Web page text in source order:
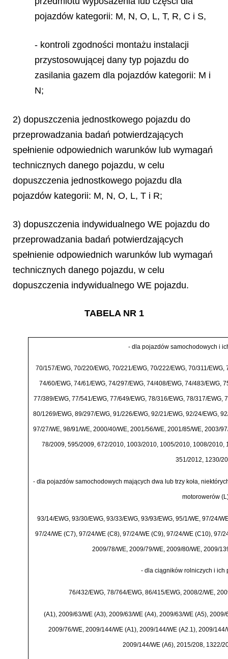
pojazdów kategorii: M, N, O, L, T, R, C i S,
- kontroli zgodności montażu instalacji
przystosowującej dany typ pojazdu do
zasilania gazem dla pojazdów kategorii: M i
N;
2) dopuszczenia jednostkowego pojazdu do
przeprowadzania badań potwierdzających
spełnienie odpowiednich warunków lub wymagań
technicznych danego pojazdu, w celu
dopuszczenia jednostkowego pojazdu dla
pojazdów kategorii: M, N, O, L, T i R;
3) dopuszczenia indywidualnego WE pojazdu do
przeprowadzania badań potwierdzających
spełnienie odpowiednich warunków lub wymagań
technicznych danego pojazdu, w celu
dopuszczenia indywidualnego WE pojazdu.
TABELA NR 1
- dla pojazdów samochodowych i
70/157/EWG, 70/220/EWG, 70/221/EWG, 70/222/EWG, 70/311/
74/60/EWG, 74/61/EWG, 74/297/EWG, 74/408/EWG, 74/483/EWG,
77/389/EWG, 77/541/EWG, 77/649/EWG, 78/316/EWG, 78/317/EWG,
80/1269/EWG, 89/297/EWG, 91/226/EWG, 92/21/EWG, 92/24/EWG,
97/27/WE, 98/91/WE, 2000/40/WE, 2001/56/WE, 2001/85/WE, 2003/
78/2009, 595/2009, 672/2010, 1003/2010, 1005/2010, 1008/
351/2012, 1230/
- dla pojazdów samochodowych mających dwa lub trzy koła, niektó
motorowerów
93/14/EWG, 93/30/EWG, 93/33/EWG, 93/93/EWG, 95/1/WE, 97/24/
97/24/WE (C7), 97/24/WE (C8), 97/24/WE (C9), 97/24/WE (C10), 97/
2009/78/WE, 2009/79/WE, 2009/80/WE, 2009/
- dla ciągników rolniczych i ich
76/432/EWG, 78/764/EWG, 86/415/EWG, 2008/2/WE,
(A1), 2009/63/WE (A3), 2009/63/WE (A4), 2009/63/WE (A5),
2009/76/WE, 2009/144/WE (A1), 2009/144/WE (A2.1), 2009/
2009/144/WE (A6), 2015/208, 1322/